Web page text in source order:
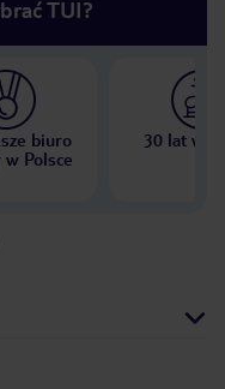
TUI?
biuro
Polsce
30 lat w